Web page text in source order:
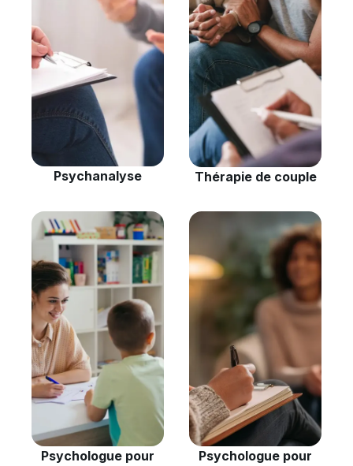
Psychanalyse Thérapie de couple
Psychologue pour
Psychologue pour